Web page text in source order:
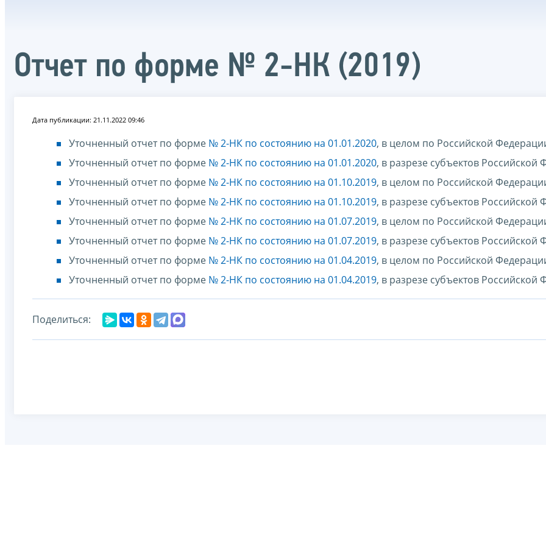
Отчет по форме № 2-НК (2019)
Дата публикации: 21.11.2022 09:46
Уточненный отчет по форме № 2-НК по состоянию на 01.01.2020, в целом по Российской
Уточненный отчет по форме № 2-НК по состоянию на 01.01.2020, в разрезе субъектов Российской
Уточненный отчет по форме № 2-НК по состоянию на 01.10.2019, в целом по Российской
Уточненный отчет по форме № 2-НК по состоянию на 01.10.2019, в разрезе субъектов Российской
Уточненный отчет по форме № 2-НК по состоянию на 01.07.2019, в целом по Российской
Уточненный отчет по форме № 2-НК по состоянию на 01.07.2019, в разрезе субъектов Российской
Уточненный отчет по форме № 2-НК по состоянию на 01.04.2019, в целом по Российской
Уточненный отчет по форме № 2-НК по состоянию на 01.04.2019, в разрезе субъектов Российской
Поделиться: